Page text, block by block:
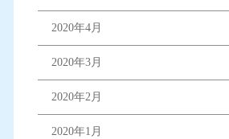
2020年4月
2020年3月
2020年2月
2020年1月